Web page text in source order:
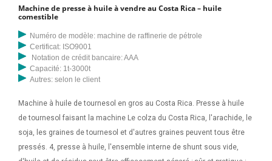
Machine de presse à huile à vendre au Costa Rica – huile
comestible
Numéro de modèle: machine de raffinerie de pétrole
Certificat: ISO9001
Notation de crédit bancaire: AAA
Capacité: 1t-3000t
Autres: selon le client
Machine à huile de tournesol en gros au Costa Rica. Presse à huile
de tournesol faisant la machine Le colza du Costa Rica, l'arachide, le
soja, les graines de tournesol et d'autres graines peuvent tous être
pressés. 4, presse à huile, l'ensemble interne de shunt sous vide,